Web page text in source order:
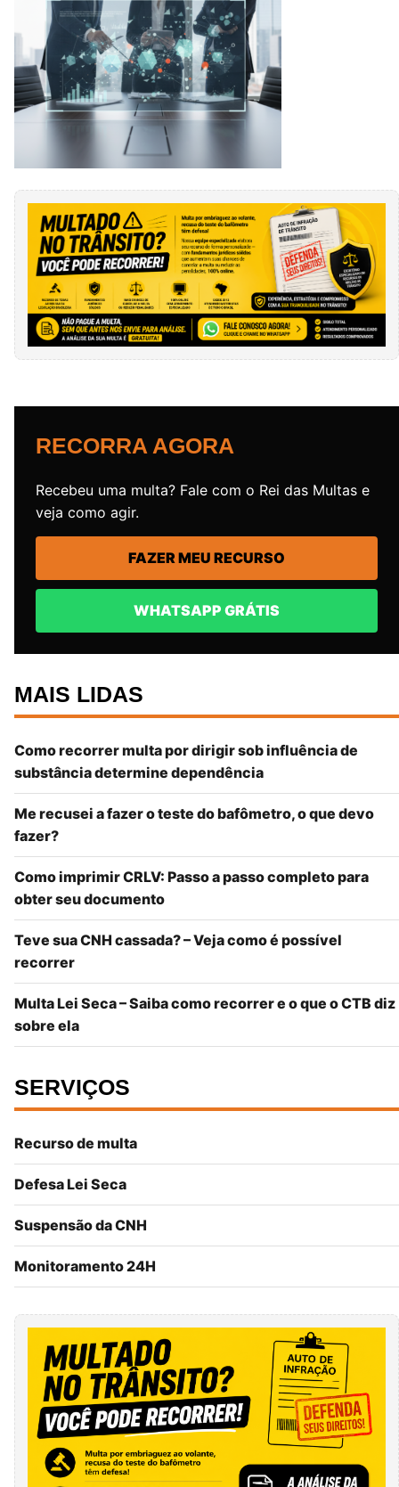
RECORRA AGORA
Recebeu uma multa? Fale com o Rei das Multas e
veja como agir.
FAZER MEU RECURSO
WHATSAPP GRÁTIS
MAIS LIDAS
Como recorrer multa por dirigir sob influência de
substância determine dependência
Me recusei a fazer o teste do bafômetro, o que devo
fazer?
Como imprimir CRLV: Passo a passo completo para
obter seu documento
Teve sua CNH cassada? – Veja como é possível
recorrer
Multa Lei Seca – Saiba como recorrer e o que o CTB diz
sobre ela
SERVIÇOS
Recurso de multa
Defesa Lei Seca
Suspensão da CNH
Monitoramento 24H